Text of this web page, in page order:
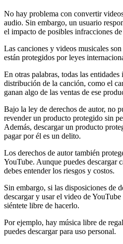
No hay problema con convertir
audio. Sin embargo, un usuario
el impacto de posibles infracciones
Las canciones y videos musicales
están protegidos por leyes
En otras palabras, todas las
distribución de la canción, como el
ganan algo de las ventas de ese
Bajo la ley de derechos de autor, no
revender un producto protegido sin
Además, descargar un producto
pagar por él es un delito.
Los derechos de autor también
YouTube. Aunque puedes descargar
debes entender los riesgos y costos.
Sin embargo, si las disposiciones de
descargar y usar el video de
siéntete libre de hacerlo.
Por ejemplo, hay música libre de
puedes descargar para uso personal.